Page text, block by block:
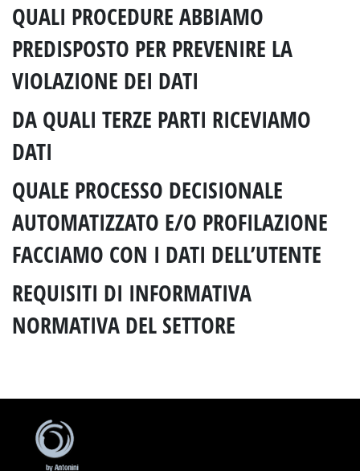
QUALI PROCEDURE ABBIAMO
PREDISPOSTO PER PREVENIRE LA
VIOLAZIONE DEI DATI
DA QUALI TERZE PARTI RICEVIAMO
DATI
QUALE PROCESSO DECISIONALE
AUTOMATIZZATO E/O PROFILAZIONE
FACCIAMO CON I DATI DELL’UTENTE
REQUISITI DI INFORMATIVA
NORMATIVA DEL SETTORE